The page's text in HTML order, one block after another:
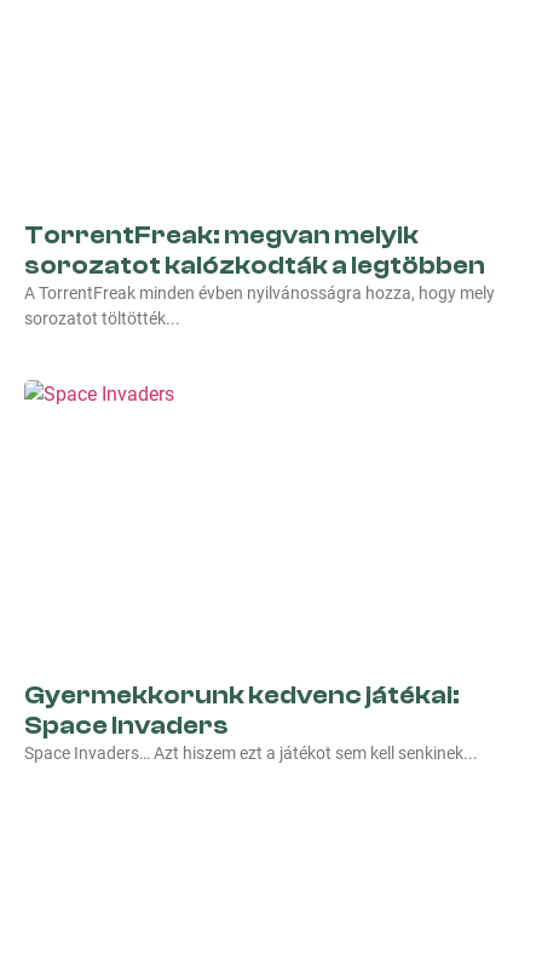
TorrentFreak: megvan melyik
sorozatot kalózkodták a legtöbben
A TorrentFreak minden évben nyilvánosságra hozza, hogy mely
sorozatot töltötték
Gyermekkorunk kedvenc játékai:
Space Invaders
Space Invaders… Azt hiszem ezt a játékot sem kell senkinek